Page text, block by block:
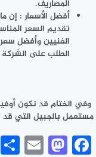
المصاريف.
أفضل الأسعار : إن
تقديم السعر
الفنيين وأفضل
الطلب على
وفي الختام قد نكون
مستعمل بالجبيل التي
Facebook